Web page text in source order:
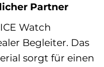
Partner
Watch
Begleiter. Das
sorgt für einen